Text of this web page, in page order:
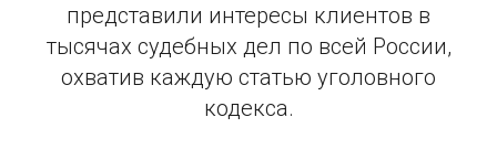
представили интересы клиентов в
тысячах судебных дел по всей России,
охватив каждую статью уголовного
кодекса.